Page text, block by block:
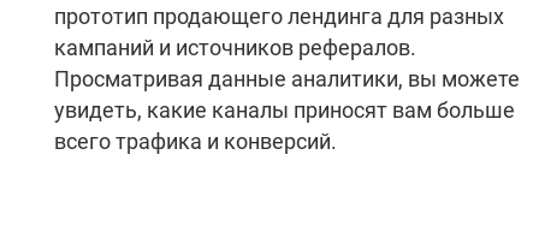
прототип продающего лендинга для разных
кампаний и источников рефералов.
Просматривая данные аналитики, вы можете
увидеть, какие каналы приносят вам больше
всего трафика и конверсий.